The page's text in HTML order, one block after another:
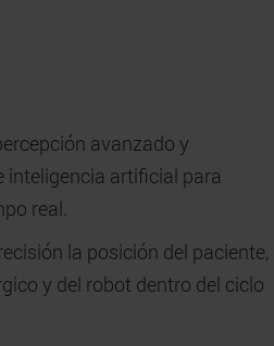
avanzado y
inteligencia artificial para
real.
la posición del paciente,
y del robot dentro del ciclo